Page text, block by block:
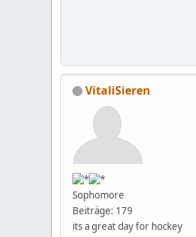
VitaliSieren
Sophomore
Beiträge: 179
its a great day for hockey